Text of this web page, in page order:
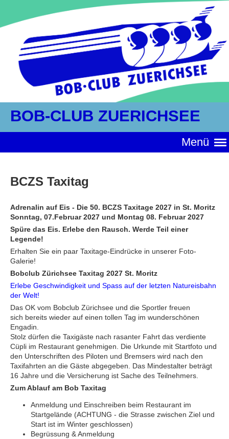
BOB-CLUB ZUERICHSEE
Menü
BCZS Taxitag
Adrenalin auf Eis - Die 50. BCZS Taxitage 2027 in St. Moritz
Sonntag, 07.Februar 2027 und Montag 08. Februar 2027
Spüre das Eis. Erlebe den Rausch. Werde Teil einer
Legende!
Erhalten Sie ein paar Taxitage-Eindrücke in unserer Foto-
Galerie!
Bobclub Zürichsee Taxitag 2027 St. Moritz
Erlebe Geschwindigkeit und Spass auf der letzten Natureisbahn
der Welt!
Das OK vom Bobclub Zürichsee und die Sportler freuen
sich bereits wieder auf einen tollen Tag im wunderschönen
Engadin.
Stolz dürfen die Taxigäste nach rasanter Fahrt das verdiente
Cüpli im Restaurant genehmigen. Die Urkunde mit Startfoto und
den Unterschriften des Piloten und Bremsers wird nach den
Taxifahrten an die Gäste abgegeben. Das Mindestalter beträgt
16 Jahre und die Versicherung ist Sache des Teilnehmers.
Zum Ablauf am Bob Taxitag
Anmeldung und Einschreiben beim Restaurant im
Startgelände (ACHTUNG - die Strasse zwischen Ziel und
Start ist im Winter geschlossen)
Begrüssung & Anmeldung